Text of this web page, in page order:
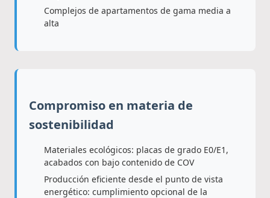
Complejos de apartamentos de gama media a
alta
Compromiso en materia de
sostenibilidad
Materiales ecológicos: placas de grado E0/E1,
acabados con bajo contenido de COV
Producción eficiente desde el punto de vista
energético: cumplimiento opcional de la